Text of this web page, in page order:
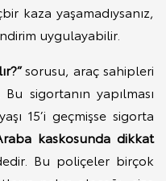
kaza yaşamadıysanız,
uygulayabilir.
sorusu, araç sahipleri
sigortanın yapılması
15’i geçmişse sigorta
kaskosunda dikkat
Bu poliçeler birçok